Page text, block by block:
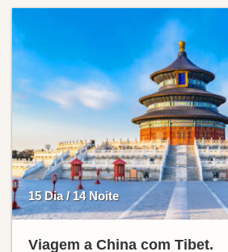
15 Dia / 14 Noite
Viagem a China com Tibet.